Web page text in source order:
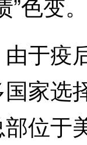
疫
家选
位于